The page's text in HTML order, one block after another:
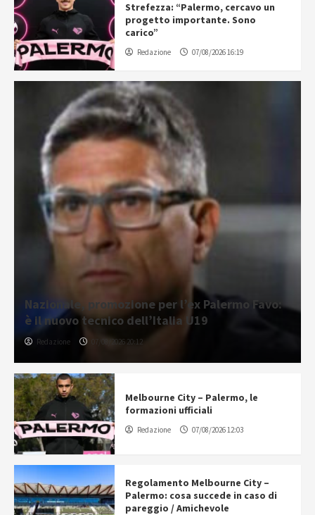
Strefezza: “Palermo, cercavo un
progetto importante. Sono
carico”
Redazione 07/08/2026 16:19
Nazionale, promozione per l’ex Palermo Favo:
è il nuovo tecnico dell’Italia U19
Redazione 07/08/2026 20:12
Melbourne City – Palermo, le
formazioni ufficiali
Redazione 07/08/2026 12:03
Regolamento Melbourne City –
Palermo: cosa succede in caso di
pareggio / Amichevole